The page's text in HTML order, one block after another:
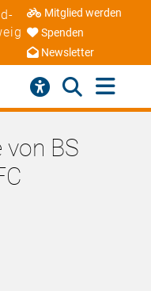
Mitglied werden
Spenden
Newsletter
von BS